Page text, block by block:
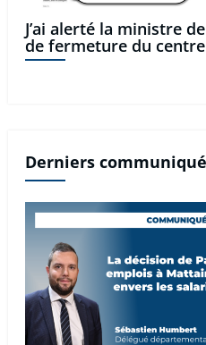
J’ai alerté la ministre
de fermeture du centre
Derniers